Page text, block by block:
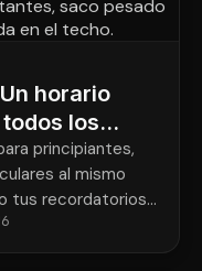
horario
los
principiantes,
al mismo
tus recordatorios
estudiante ha